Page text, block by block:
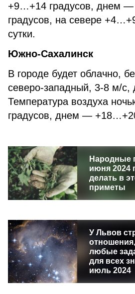
+9…+14 градусов, днем
градусов, на севере
сутки.
Южно-Сахалинск
В городе будет облачно,
северо-западный, 3-8 м/с,
Температура воздуха
градусов, днем —
Народные
июня 2024
делать в
приметы
У Львов
любые
для всех
июль 2024